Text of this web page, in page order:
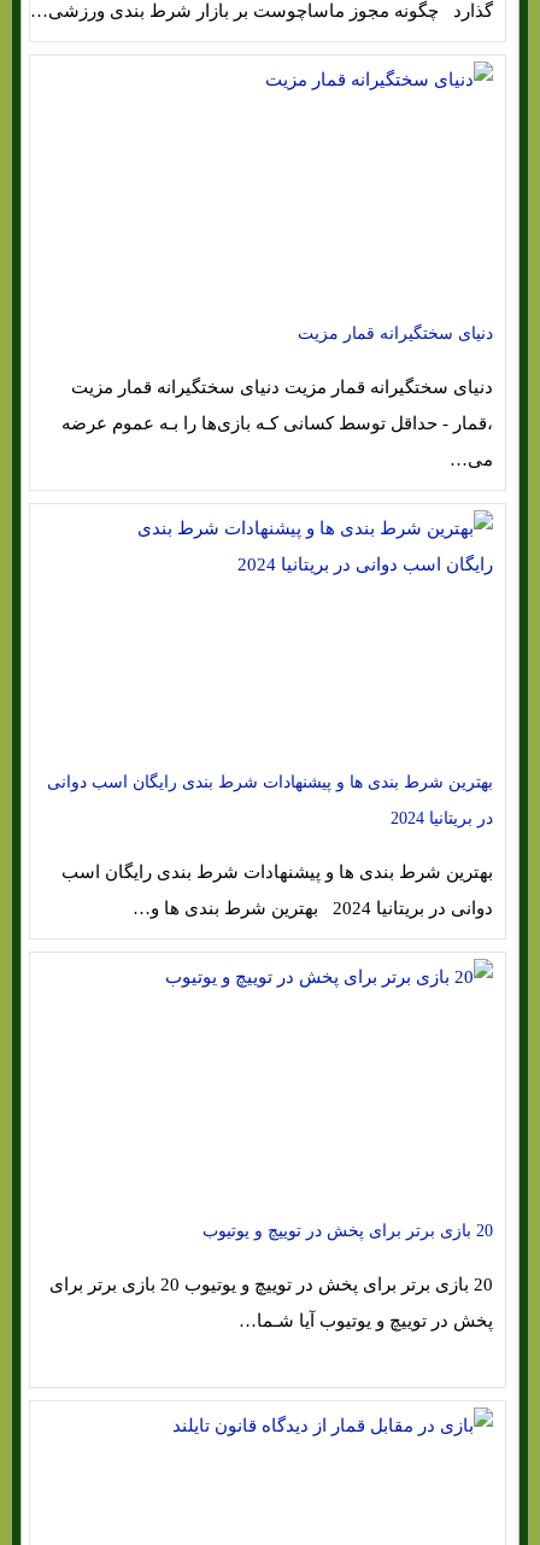
گذارد چگونه مجوز ماساچوست بر بازار شرط بندی ورزشی…
دنیای سختگیرانه قمار مزیت
دنیای سختگیرانه قمار مزیت دنیای سختگیرانه قمار مزیت
،قمار - حداقل توسط کسانی کـه بازی‌ها را بـه عموم عرضه
می…
بهترین شرط بندی ها و پیشنهادات شرط بندی رایگان اسب دوانی
در بریتانیا 2024
بهترین شرط بندی ها و پیشنهادات شرط بندی رایگان اسب
دوانی در بریتانیا 2024 بهترین شرط بندی ها و…
20 بازی برتر برای پخش در توییچ و یوتیوب
20 بازی برتر برای پخش در توییچ و یوتیوب 20 بازی برتر برای
پخش در توییچ و یوتیوب آیا شـما…